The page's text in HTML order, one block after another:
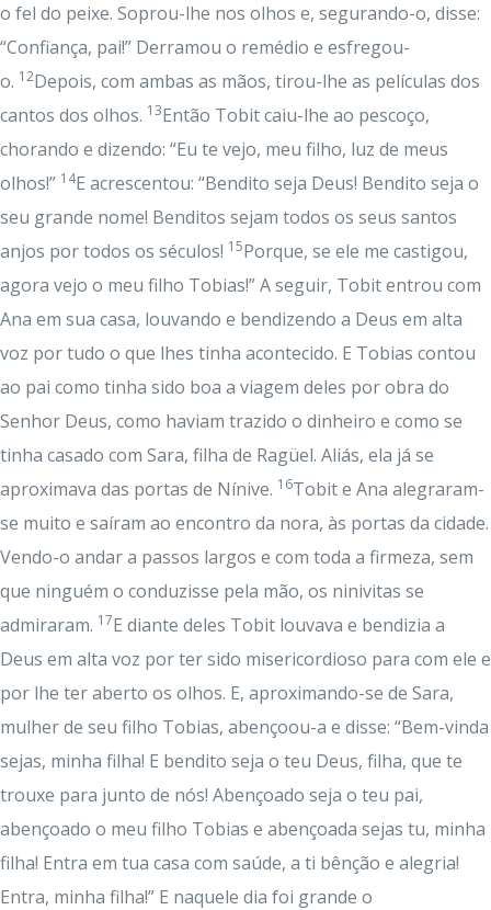
o fel do peixe. Soprou-lhe nos olhos e, segurando-o, disse:
“Confiança, pai!” Derramou o remédio e esfregou-
o. 12Depois, com ambas as mãos, tirou-lhe as películas dos
cantos dos olhos. 13Então Tobit caiu-lhe ao pescoço,
chorando e dizendo: “Eu te vejo, meu filho, luz de meus
olhos!” 14E acrescentou: “Bendito seja Deus! Bendito seja o
seu grande nome! Benditos sejam todos os seus santos
anjos por todos os séculos! 15Porque, se ele me castigou,
agora vejo o meu filho Tobias!” A seguir, Tobit entrou com
Ana em sua casa, louvando e bendizendo a Deus em alta
voz por tudo o que lhes tinha acontecido. E Tobias contou
ao pai como tinha sido boa a viagem deles por obra do
Senhor Deus, como haviam trazido o dinheiro e como se
tinha casado com Sara, filha de Ragüel. Aliás, ela já se
aproximava das portas de Nínive. 16Tobit e Ana alegraram-
se muito e saíram ao encontro da nora, às portas da cidade.
Vendo-o andar a passos largos e com toda a firmeza, sem
que ninguém o conduzisse pela mão, os ninivitas se
admiraram. 17E diante deles Tobit louvava e bendizia a
Deus em alta voz por ter sido misericordioso para com ele e
por lhe ter aberto os olhos. E, aproximando-se de Sara,
mulher de seu filho Tobias, abençoou-a e disse: “Bem-vinda
sejas, minha filha! E bendito seja o teu Deus, filha, que te
trouxe para junto de nós! Abençoado seja o teu pai,
abençoado o meu filho Tobias e abençoada sejas tu, minha
filha! Entra em tua casa com saúde, a ti bênção e alegria!
Entra, minha filha!” E naquele dia foi grande o